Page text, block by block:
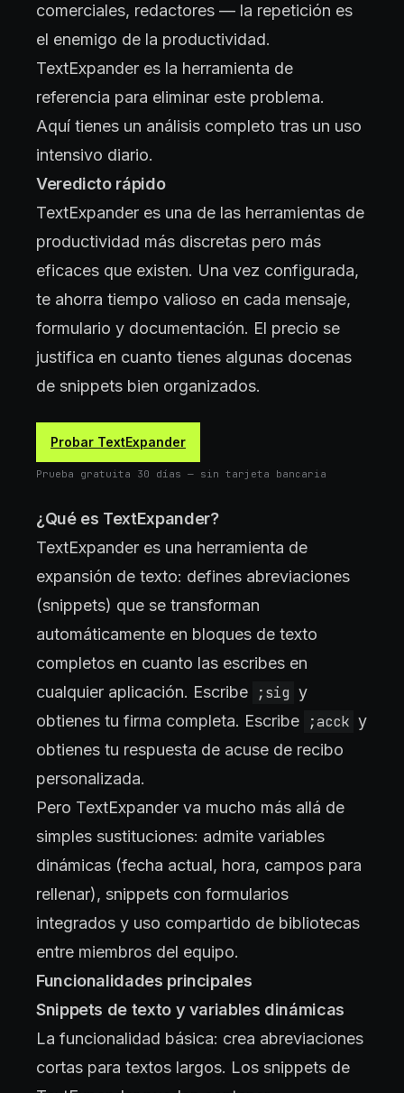
comerciales, redactores — la repetición es
el enemigo de la productividad.
TextExpander es la herramienta de
referencia para eliminar este problema.
Aquí tienes un análisis completo tras un uso
intensivo diario.
Veredicto rápido
TextExpander es una de las herramientas de
productividad más discretas pero más
eficaces que existen. Una vez configurada,
te ahorra tiempo valioso en cada mensaje,
formulario y documentación. El precio se
justifica en cuanto tienes algunas docenas
de snippets bien organizados.
Probar TextExpander
Prueba gratuita 30 días — sin tarjeta bancaria
¿Qué es TextExpander?
TextExpander es una herramienta de
expansión de texto: defines abreviaciones
(snippets) que se transforman
automáticamente en bloques de texto
completos en cuanto las escribes en
cualquier aplicación. Escribe
;sig y
obtienes tu firma completa. Escribe
;acck y
obtienes tu respuesta de acuse de recibo
personalizada.
Pero TextExpander va mucho más allá de
simples sustituciones: admite variables
dinámicas (fecha actual, hora, campos para
rellenar), snippets con formularios
integrados y uso compartido de bibliotecas
entre miembros del equipo.
Funcionalidades principales
Snippets de texto y variables dinámicas
La funcionalidad básica: crea abreviaciones
cortas para textos largos. Los snippets de